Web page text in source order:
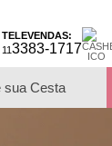
TELEVENDAS:
113383-1717
sua Cesta